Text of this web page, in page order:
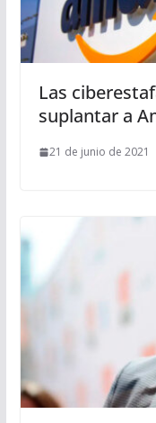
Las
suplantar a
21 de junio de 2021